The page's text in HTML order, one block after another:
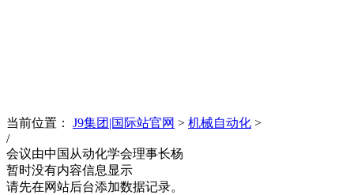
当前位置： J9集团|国际站官网 > 机械自动化 >
/
会议由中国从动化学会理事长杨
暂时没有内容信息显示
请先在网站后台添加数据记录。